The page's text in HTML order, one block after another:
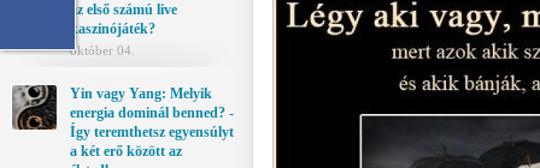
az első számú live
kaszinójáték?
október 04.
Yin vagy Yang: Melyik
energia dominál benned? -
Így teremthetsz egyensúlyt
a két erő között az